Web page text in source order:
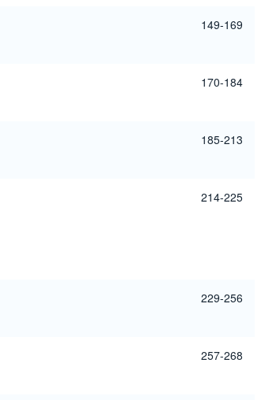
149-169
170-184
185-213
214-225
229-256
257-268